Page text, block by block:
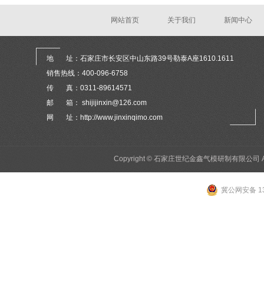
网站首页 关于我们 新闻中心
地 址：石家庄市长安区中山东路39号勒泰A座1610.1611
销售热线：400-096-6758
传 真：0311-89614571
邮 箱： shijijinxin@126.com
网 址：http://www.jinxinqimo.com
Copyright © 石家庄世纪金鑫气模研制有限公
冀公网安备